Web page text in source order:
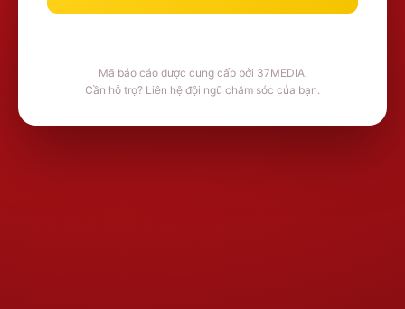
Mã báo cáo được cung cấp bởi 37MEDIA.
Cần hỗ trợ? Liên hệ đội ngũ chăm sóc của bạn.